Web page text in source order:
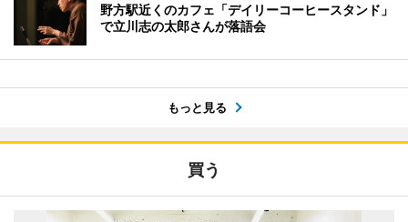
野方駅近くのカフェ「デイリーコーヒースタンド」
で立川志の太郎さんが落語会
もっと見る
買う